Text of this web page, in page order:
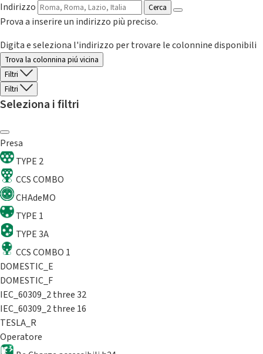
Indirizzo
Cerca
Prova a inserire un indirizzo più preciso.
Digita e seleziona l'indirizzo per trovare le colonnine disponibili
Trova la colonnina piú vicina
Filtri
Filtri
Seleziona i filtri
Presa
TYPE 2
CCS COMBO
CHAdeMO
TYPE 1
TYPE 3A
CCS COMBO 1
DOMESTIC_E
DOMESTIC_F
IEC_60309_2 three 32
IEC_60309_2 three 16
TESLA_R
Operatore